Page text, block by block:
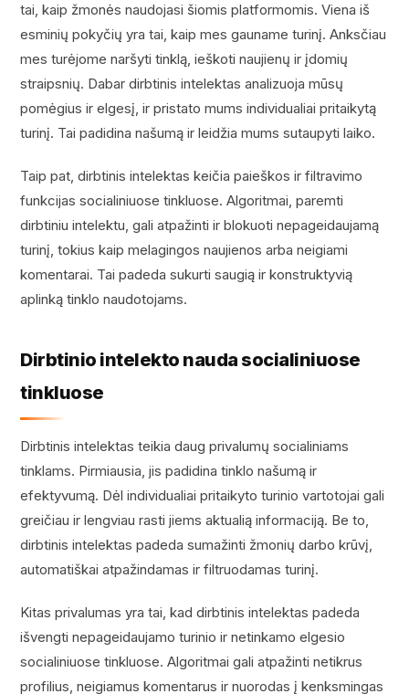
tai, kaip žmonės naudojasi šiomis platformomis. Viena iš
esminių pokyčių yra tai, kaip mes gauname turinį. Anksčiau
mes turėjome naršyti tinklą, ieškoti naujienų ir įdomių
straipsnių. Dabar dirbtinis intelektas analizuoja mūsų
pomėgius ir elgesį, ir pristato mums individualiai pritaikytą
turinį. Tai padidina našumą ir leidžia mums sutaupyti laiko.
Taip pat, dirbtinis intelektas keičia paieškos ir filtravimo
funkcijas socialiniuose tinkluose. Algoritmai, paremti
dirbtiniu intelektu, gali atpažinti ir blokuoti nepageidaujamą
turinį, tokius kaip melagingos naujienos arba neigiami
komentarai. Tai padeda sukurti saugią ir konstruktyvią
aplinką tinklo naudotojams.
Dirbtinio intelekto nauda socialiniuose
tinkluose
Dirbtinis intelektas teikia daug privalumų socialiniams
tinklams. Pirmiausia, jis padidina tinklo našumą ir
efektyvumą. Dėl individualiai pritaikyto turinio vartotojai gali
greičiau ir lengviau rasti jiems aktualią informaciją. Be to,
dirbtinis intelektas padeda sumažinti žmonių darbo krūvį,
automatiškai atpažindamas ir filtruodamas turinį.
Kitas privalumas yra tai, kad dirbtinis intelektas padeda
išvengti nepageidaujamo turinio ir netinkamo elgesio
socialiniuose tinkluose. Algoritmai gali atpažinti netikrus
profilius, neigiamus komentarus ir nuorodas į kenksmingas